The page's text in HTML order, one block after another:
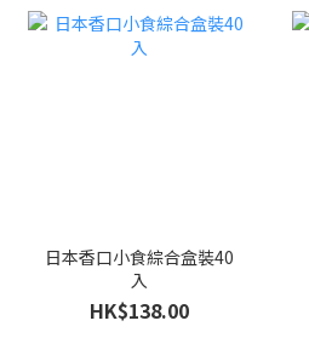
日本香口小食綜合盒裝40
入
HK$138.00